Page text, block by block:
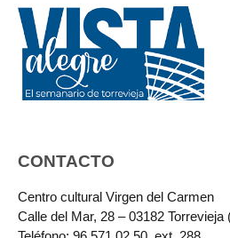
CONTACTO
Centro cultural Virgen del Carmen
Calle del Mar, 28 – 03182 Torrevieja